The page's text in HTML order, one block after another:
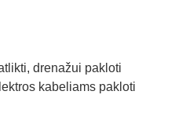
drenažui pakloti
kabeliams pakloti